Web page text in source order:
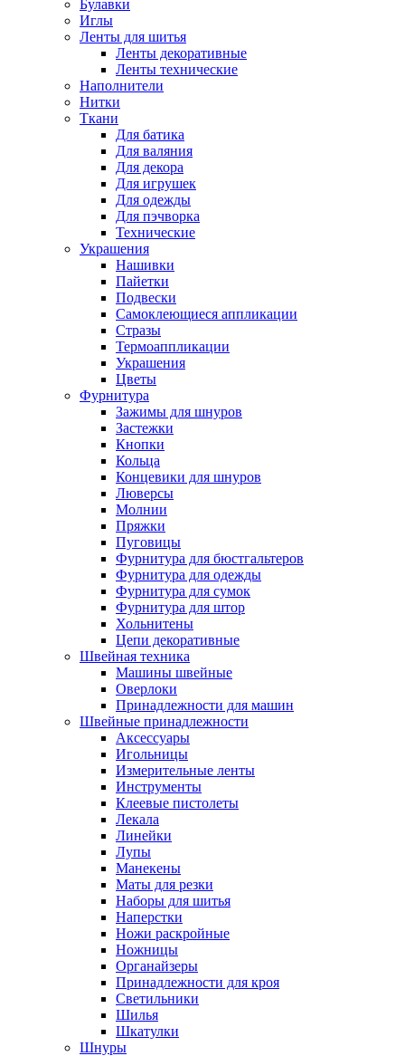
Булавки
Иглы
Ленты для шитья
Ленты декоративные
Ленты технические
Наполнители
Нитки
Ткани
Для батика
Для валяния
Для декора
Для игрушек
Для одежды
Для пэчворка
Технические
Украшения
Нашивки
Пайетки
Подвески
Самоклеющиеся аппликации
Стразы
Термоаппликации
Украшения
Цветы
Фурнитура
Зажимы для шнуров
Застежки
Кнопки
Кольца
Концевики для шнуров
Люверсы
Молнии
Пряжки
Пуговицы
Фурнитура для бюстгальтеров
Фурнитура для одежды
Фурнитура для сумок
Фурнитура для штор
Хольнитены
Цепи декоративные
Швейная техника
Машины швейные
Оверлоки
Принадлежности для машин
Швейные принадлежности
Аксессуары
Игольницы
Измерительные ленты
Инструменты
Клеевые пистолеты
Лекала
Линейки
Лупы
Манекены
Маты для резки
Наборы для шитья
Наперстки
Ножи раскройные
Ножницы
Органайзеры
Принадлежности для кроя
Светильники
Шилья
Шкатулки
Шнуры